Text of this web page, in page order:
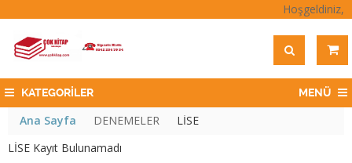
Hoşgeldiniz,
KATEGORİLER MENÜ
Ana Sayfa DENEMELER
LİSE
LİSE Kayıt Bulunamadı